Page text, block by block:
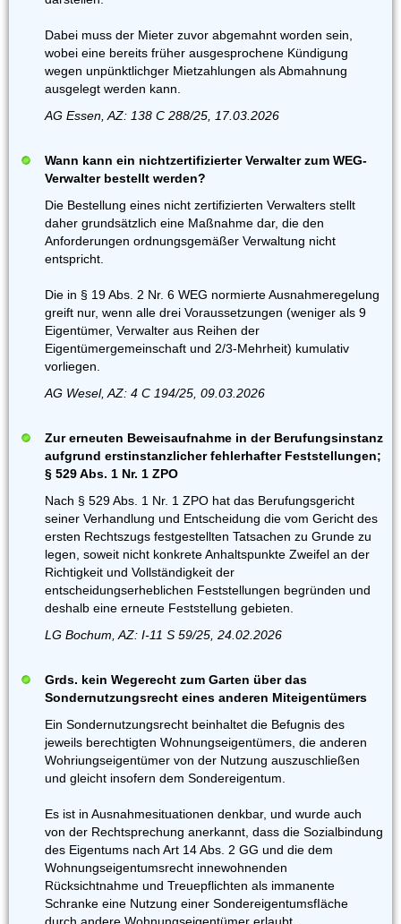
Dabei muss der Mieter zuvor abgemahnt worden sein,
wobei eine bereits früher ausgesprochene Kündigung
wegen unpünktlichger Mietzahlungen als Abmahnung
ausgelegt werden kann.
AG Essen, AZ: 138 C 288/25, 17.03.2026
Wann kann ein nichtzertifizierter Verwalter zum WEG-
Verwalter bestellt werden?
Die Bestellung eines nicht zertifizierten Verwalters stellt
daher grundsätzlich eine Maßnahme dar, die den
Anforderungen ordnungsgemäßer Verwaltung nicht
entspricht.
Die in § 19 Abs. 2 Nr. 6 WEG normierte Ausnahmeregelung
greift nur, wenn alle drei Voraussetzungen (weniger als 9
Eigentümer, Verwalter aus Reihen der
Eigentümergemeinschaft und 2/3-Mehrheit) kumulativ
vorliegen.
AG Wesel, AZ: 4 C 194/25, 09.03.2026
Zur erneuten Beweisaufnahme in der Berufungsinstanz
aufgrund erstinstanzlicher fehlerhafter Feststellungen;
§ 529 Abs. 1 Nr. 1 ZPO
Nach § 529 Abs. 1 Nr. 1 ZPO hat das Berufungsgericht
seiner Verhandlung und Entscheidung die vom Gericht des
ersten Rechtszugs festgestellten Tatsachen zu Grunde zu
legen, soweit nicht konkrete Anhaltspunkte Zweifel an der
Richtigkeit und Vollständigkeit der
entscheidungserheblichen Feststellungen begründen und
deshalb eine erneute Feststellung gebieten.
LG Bochum, AZ: I-11 S 59/25, 24.02.2026
Grds. kein Wegerecht zum Garten über das
Sondernutzungsrecht eines anderen Miteigentümers
Ein Sondernutzungsrecht beinhaltet die Befugnis des
jeweils berechtigten Wohnungseigentümers, die anderen
Wohriungseigentümer von der Nutzung auszuschließen
und gleicht insofern dem Sondereigentum.
Es ist in Ausnahmesituationen denkbar, und wurde auch
von der Rechtsprechung anerkannt, dass die Sozialbindung
des Eigentums nach Art 14 Abs. 2 GG und die dem
Wohnungseigentumsrecht innewohnenden
Rücksichtnahme und Treuepflichten als immanente
Schranke eine Nutzung einer SondereigentumsfIäche